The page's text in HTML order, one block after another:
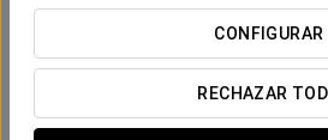
CONFIGURAR
RECHAZAR